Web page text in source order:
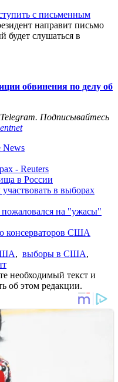
с письменным
направит письмо
будет слушаться в
обвинения по делу об
Подписывайтесь
News
- Reuters
в России
в выборах
на "ужасы"
консерваторов США
, выборы в США,
необходимый текст и
об этом редакции.